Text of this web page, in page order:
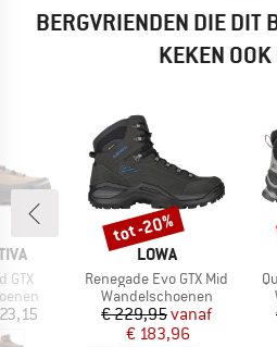
BERGVRIENDEN DIE DIT
KEKEN OOK
GTX
MERK
LOWA
Artikel
Renegade Evo GTX Mid
Productgroep
Wandelschoenen
Prijs
€ 229,95Verlaagde prijs
vanaf
€ 183,96
Korting
tot -20%